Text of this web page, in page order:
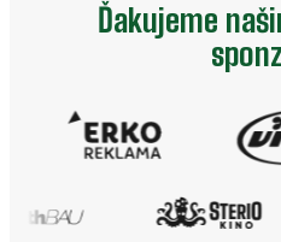
Ďakujeme